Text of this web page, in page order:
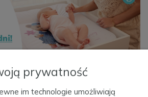
prywatność
im technologie umożliwiają